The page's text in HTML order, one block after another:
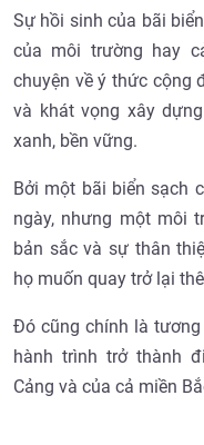
Sự hồi sinh của bãi
của môi trường hay
chuyện về ý thức cộng
và khát vọng xây
xanh, bền vững.
Bởi một bãi biển sạch
ngày, nhưng một môi
bản sắc và sự thân
họ muốn quay trở lại
Đó cũng chính là
hành trình trở thành
Cảng và của cả miền